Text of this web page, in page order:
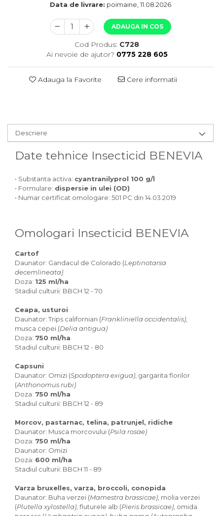
Data de livrare: poimaine, 11.08.2026
ADAUGA IN COS
Cod Produs: C728
Ai nevoie de ajutor? 0775 228 605
Adauga la Favorite Cere informatii
Descriere
Date tehnice Insecticid BENEVIA
• Substanta activa: cyantranilyprol 100 g/l
• Formulare: dispersie in ulei (OD)
• Numar certificat omologare: 501 PC din 14.03.2019
Omologari Insecticid BENEVIA
Cartof
Daunator: Gandacul de Colorado (Leptinotarsa
decemlineata)
Doza: 125 ml/ha
Stadiul culturii: BBCH 12 - 70
Ceapa, usturoi
Daunator: Trips californian (Frankliniella occidentalis)
musca cepei (Delia antigua)
Doza: 750 ml/ha
Stadiul culturii: BBCH 12 - 80
Capsuni
Daunator: Omizi (Spodoptera exigua) , gargarita florilor
(Anthonomus rubi)
Doza: 750 ml/ha
Stadiul culturii: BBCH 12 - 89
Morcov, pastarnac, telina, patrunjel, ridiche
Daunator: Musca morcovului (Psila rosae)
Doza: 750 ml/ha
Daunator: Omizi
Doza: 600 ml/ha
Stadiul culturii: BBCH 11 - 89
Varza bruxelles, varza, broccoli, conopida
Daunator: Buha verzei (Mamestra brassicae) , molia verzei
(Plutella xylostella) , fluturele alb (Pieris brassicae) , omida